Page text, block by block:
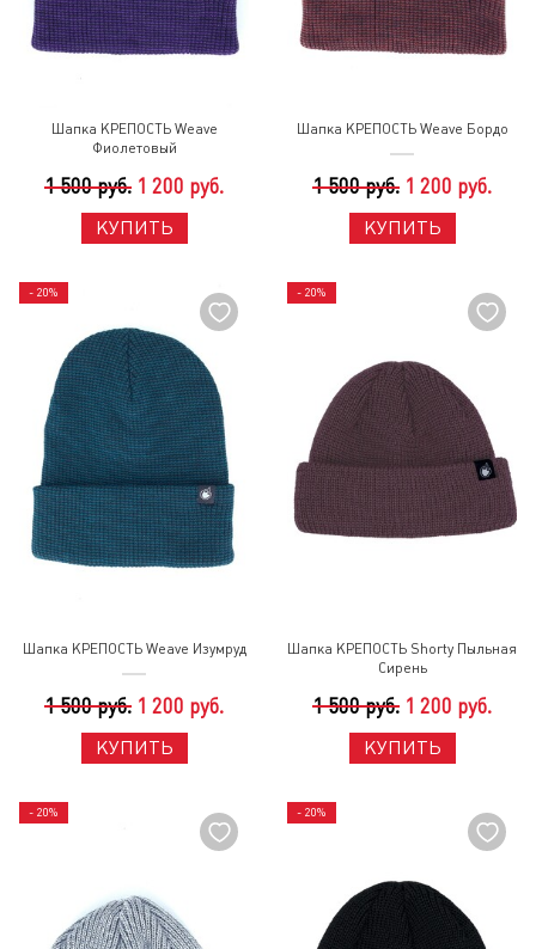
Шапка КРЕПОСТЬ Weave
Фиолетовый
1 500 руб. 1 200 руб.
КУПИТЬ
Шапка КРЕПОСТЬ Weave Бордо
1 500 руб. 1 200 руб.
КУПИТЬ
- 20%
Шапка КРЕПОСТЬ Weave Изумруд
1 500 руб. 1 200 руб.
КУПИТЬ
- 20%
Шапка КРЕПОСТЬ Shorty Пыльная
Сирень
1 500 руб. 1 200 руб.
КУПИТЬ
- 20% - 20%